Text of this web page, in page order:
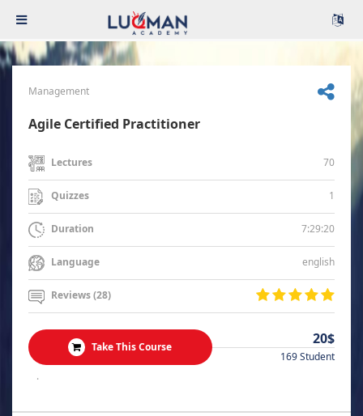
Management
Agile Certified Practitioner
Lectures 70
Quizzes 1
Duration 7:29:20
Language english
Reviews (28)
Take This Course 20$
169 Student
.